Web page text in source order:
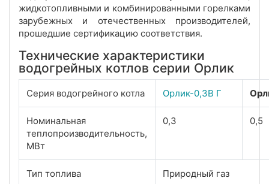
жидкотопливными и комбинированными горелками
зарубежных и отечественных производителей,
прошедшие сертификацию соответствия.
Технические характеристики
водогрейных котлов серии Орлик
Серия водогрейного котла Орлик-0,3В Г
Номинальная
теплопроизводительность,
МВт
0,3 0,5
Тип топлива Природный газ